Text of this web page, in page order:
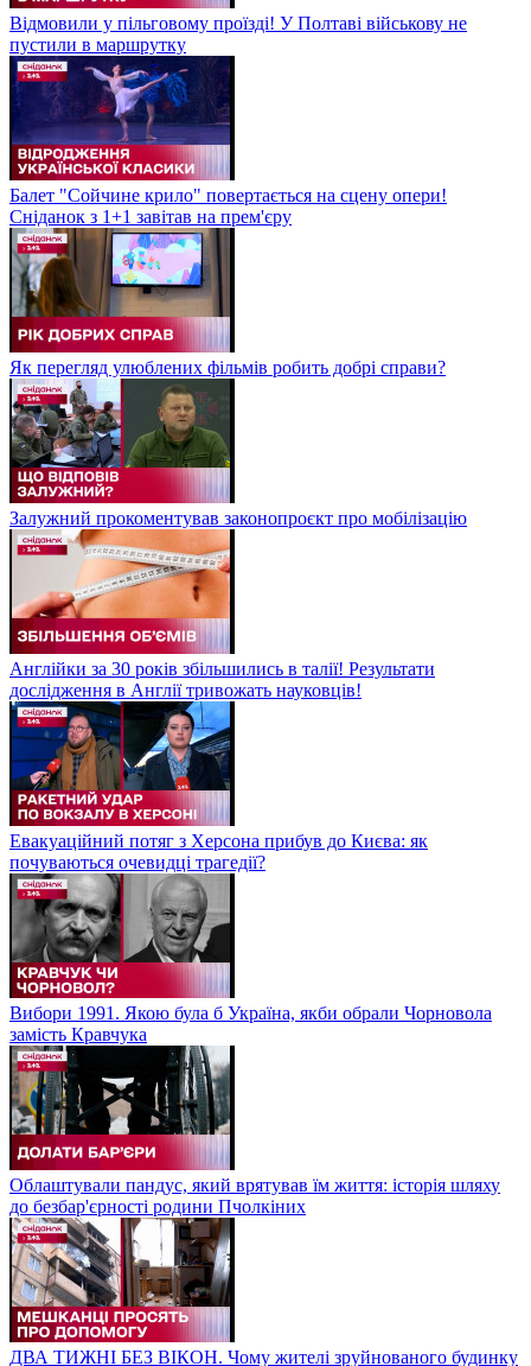
Відмовили у пільговому проїзді! У Полтаві військову не
пустили в маршрутку
Балет "Сойчине крило" повертається на сцену опери!
Сніданок з 1+1 завітав на прем'єру
Як перегляд улюблених фільмів робить добрі справи?
Залужний прокоментував законопроєкт про мобілізацію
Англійки за 30 років збільшились в талії! Результати
дослідження в Англії тривожать науковців!
Евакуаційний потяг з Херсона прибув до Києва: як
почуваються очевидці трагедії?
Вибори 1991. Якою була б Україна, якби обрали Чорновола
замість Кравчука
Облаштували пандус, який врятував їм життя: історія шляху
до безбар'єрності родини Пчолкіних
ДВА ТИЖНІ БЕЗ ВІКОН. Чому жителі зруйнованого будинку